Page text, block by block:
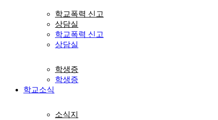
학교폭력 신고
상담실
학교폭력 신고
상담실
학생증
학생증
학교소식
소식지